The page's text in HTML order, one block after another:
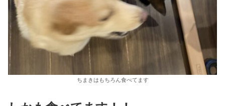
ちまきはもちろん食べてます